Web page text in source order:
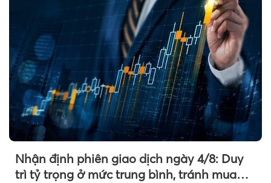
Nhận định phiên giao dịch ngày 4/8: Duy
trì tỷ trọng ở mức trung bình, tránh mua